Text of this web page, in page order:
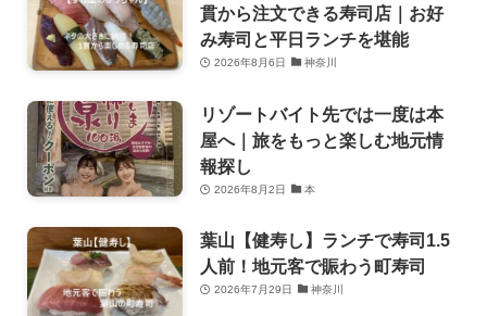
貫から注文できる寿司店｜お好
み寿司と平日ランチを堪能
2026年8月6日 神奈川
リゾートバイト先では一度は本
屋へ｜旅をもっと楽しむ地元情
報探し
2026年8月2日 本
葉山【健寿し】ランチで寿司1.5
人前！地元客で賑わう町寿司
2026年7月29日 神奈川